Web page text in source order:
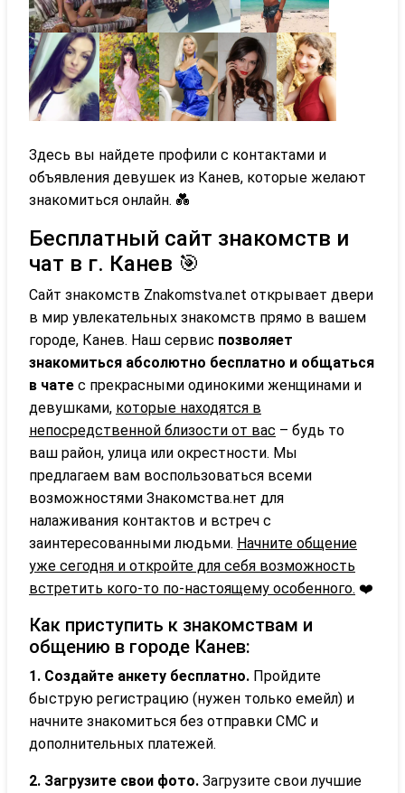
Здесь вы найдете профили с контактами и
объявления девушек из Канев, которые желают
знакомиться онлайн. 💑
Бесплатный сайт знакомств и
чат в г. Канев 🎯
Сайт знакомств Znakomstva.net открывает двери
в мир увлекательных знакомств прямо в вашем
городе, Канев. Наш сервис позволяет
знакомиться абсолютно бесплатно и общаться
в чате с прекрасными одинокими женщинами и
девушками, которые находятся в
непосредственной близости от вас – будь то
ваш район, улица или окрестности. Мы
предлагаем вам воспользоваться всеми
возможностями Знакомства.нет для
налаживания контактов и встреч с
заинтересованными людьми. Начните общение
уже сегодня и откройте для себя возможность
встретить кого-то по-настоящему особенного. ❤️
Как приступить к знакомствам и
общению в городе Канев:
1. Создайте анкету бесплатно. Пройдите
быструю регистрацию (нужен только емейл) и
начните знакомиться без отправки СМС и
дополнительных платежей.
2. Загрузите свои фото. Загрузите свои лучшие